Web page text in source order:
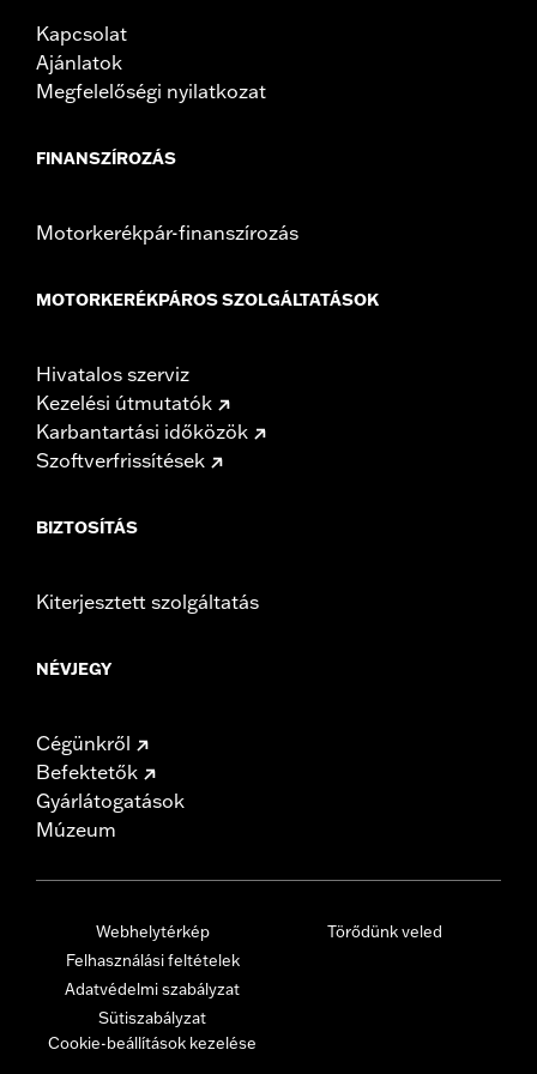
Rise:16.49
Rise UOM:Inches
Tip-to-Tip:35.44
WARRANTY:1 year limited warranty – Go to
change in clutch and/or throttle cable and brake lines
locations. Check local laws to ensure your motorcycle
meets applicable regulations.
Kapcsolat
Ajánlatok
Megfelelőségi nyilatkozat
FINANSZÍROZÁS
Motorkerékpár-finanszírozás
MOTORKERÉKPÁROS SZOLGÁLTATÁSOK
Hivatalos szerviz
Kezelési útmutatók
Karbantartási időközök
Szoftverfrissítések
BIZTOSÍTÁS
Kiterjesztett szolgáltatás
NÉVJEGY
Cégünkről
Befektetők
Gyárlátogatások
Múzeum
Webhelytérkép
Felhasználási feltételek
Adatvédelmi szabályzat
Sütiszabályzat
Cookie-beállítások kezelése
Törődünk veled